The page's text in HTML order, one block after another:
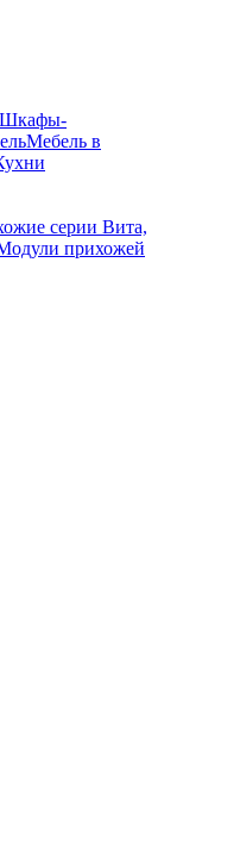
Шкафы-
Мебель в
серии Вита,
прихожей